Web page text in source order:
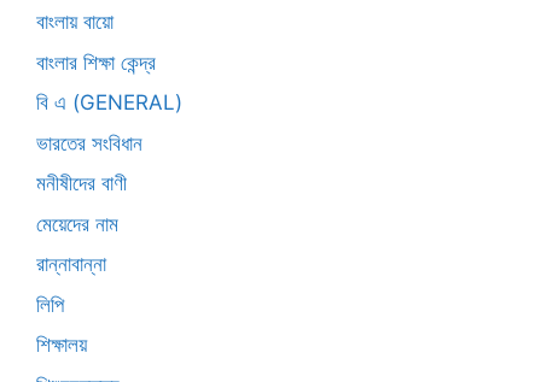
বাংলায় বায়ো
বাংলার শিক্ষা কেন্দ্র
বি এ (GENERAL)
ভারতের সংবিধান
মনীষীদের বাণী
মেয়েদের নাম
রান্নাবান্না
লিপি
শিক্ষালয়